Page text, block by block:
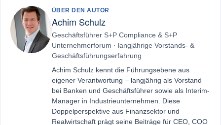
ÜBER DEN AUTOR
Achim Schulz
Geschäftsführer S+P Compliance & S+P
Unternehmerforum · langjährige Vorstands- &
Geschäftsführungserfahrung
Achim Schulz kennt die Führungsebene aus
eigener Verantwortung – langjährig als Vorstand
bei Banken und Geschäftsführer sowie als Interim-
Manager in Industrieunternehmen. Diese
Doppelperspektive aus Finanzsektor und
Realwirtschaft prägt seine Beiträge für CEO, COO